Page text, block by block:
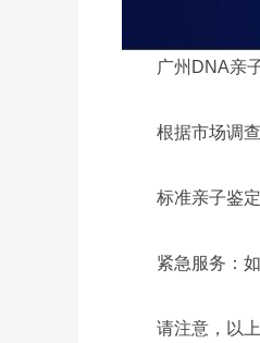
广州DNA亲子
根据市场调查
标准亲子鉴定
紧急服务：如
请注意，以上